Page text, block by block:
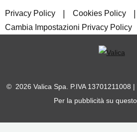
Privacy Policy Cookies Policy
Cambia Impostazioni Privacy Policy
© 2026 Valica Spa. P.IVA 13701211008 |
Per la pubblicità su